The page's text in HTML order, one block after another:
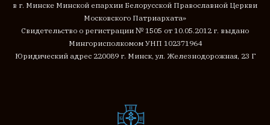
в г. Минске Минской епархии Белорусской Православной Церкви
Московского Патриархата»
Cвидетельство о регистрации № 1505 от 10.05.2012 г. выдано
Мингорисполкомом УНП 102371964
Юридический адрес 220089 г. Минск, ул. Железнодорожная, 23 Г